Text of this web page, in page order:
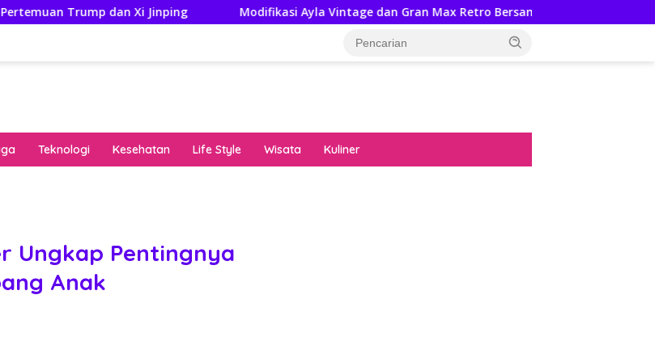
Xi Jinping Modifikasi Ayla Vintage dan Gran Max Retro Bersama Sebab Itu Hadiah Undian Daihatsu
Teknologi Kesehatan Life Style Wisata Kuliner
Ungkap Pentingnya
Anak